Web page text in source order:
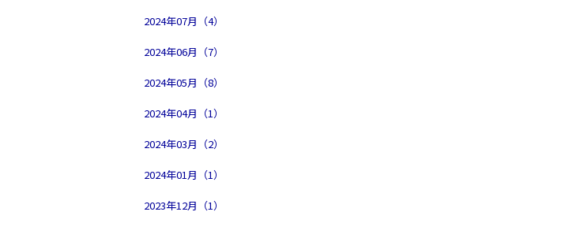
2024年07月（4）
2024年06月（7）
2024年05月（8）
2024年04月（1）
2024年03月（2）
2024年01月（1）
2023年12月（1）